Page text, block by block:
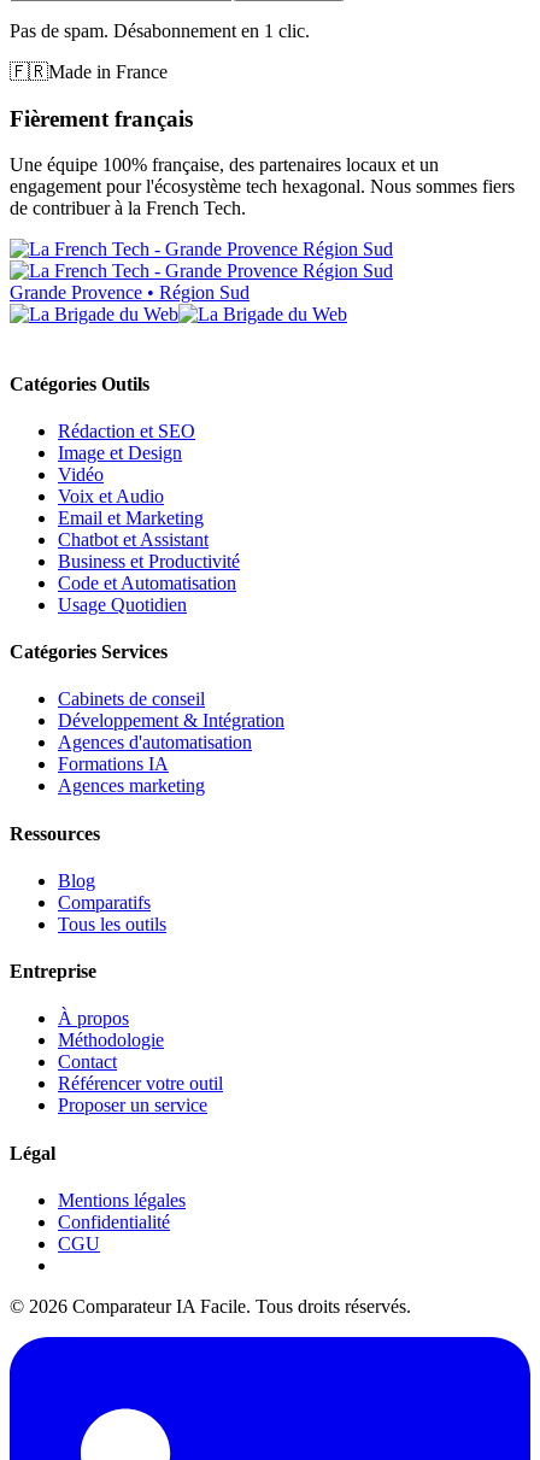
Pas de spam. Désabonnement en 1 clic.
🇫🇷Made in France
Fièrement français
Une équipe 100% française, des partenaires locaux et un
engagement pour l'écosystème tech hexagonal. Nous sommes fiers
de contribuer à la French Tech.
Grande Provence • Région Sud
Catégories Outils
Rédaction et SEO
Image et Design
Vidéo
Voix et Audio
Email et Marketing
Chatbot et Assistant
Business et Productivité
Code et Automatisation
Usage Quotidien
Catégories Services
Cabinets de conseil
Développement & Intégration
Agences d'automatisation
Formations IA
Agences marketing
Ressources
Blog
Comparatifs
Tous les outils
Entreprise
À propos
Méthodologie
Contact
Référencer votre outil
Proposer un service
Légal
Mentions légales
Confidentialité
CGU
© 2026 Comparateur IA Facile. Tous droits réservés.